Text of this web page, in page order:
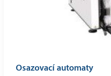
Osazovací automaty